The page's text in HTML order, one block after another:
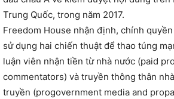
Trung Quốc, trong năm 2017.
Freedom House nhận định, chính
sử dụng hai chiến thuật để thao túng
luận viên nhận tiền từ nhà nước (paid
commentators) và truyền thông thân
truyền (progovernment media and